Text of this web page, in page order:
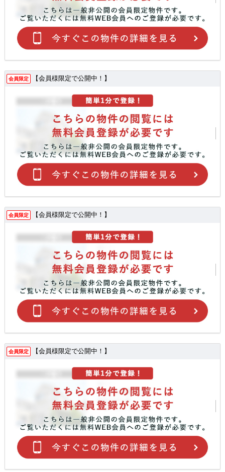
会員限定 【会員様限定で公開中！】
会員限定 【会員様限定で公開中！】
会員限定 【会員様限定で公開中！】